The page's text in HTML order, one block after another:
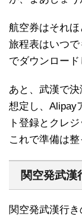
航空券はそれほ
旅程表はいつ
でダウンロード
あと、武漢で
想定し、Alipay
ト登録とクレ
これで準備は整
関空発武漢
関空発武漢行き